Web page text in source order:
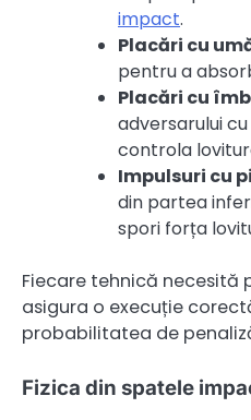
impact.
Placări cu
pentru a
Placări cu
adversarului
controla
Impulsuri cu
din partea
spori forța
Fiecare tehnică necesită
asigura o execuție
probabilitatea de
Fizica din spatele